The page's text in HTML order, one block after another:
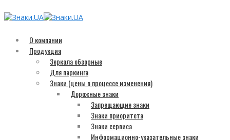
О компании
Продукция
Зеркала обзорные
Для паркинга
Знаки (цены в процессе изменения)
Дорожные знаки
Запрещающие знаки
Знаки приоритета
Знаки сервиса
Информационно-указательные знаки